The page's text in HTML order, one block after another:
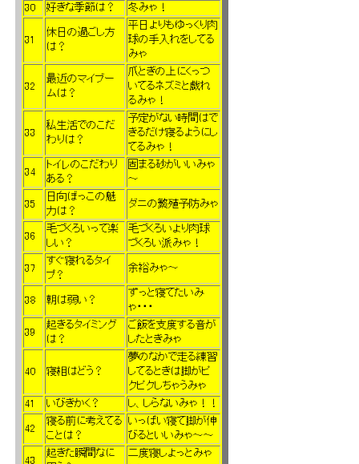
30
好きな季節は？ 冬みゃ！
31
休日の過ごし方
は？
平日よりもゆっくり肉
球の手入れをしてる
みゃ
32
最近のマイブー
ムは？
爪とぎの上にくっつ
いてるネズミと戯れ
るみゃ！
33
私生活でのこだ
わりは？
予定がない時間はで
きるだけ寝るようにし
てるみゃ！
34
トイレのこだわり
ある？
固まる砂がいいみゃ
～
35
日向ぼっこの魅
力は？
ダニの繁殖予防みゃ
36
毛づくろいって楽
しい？
毛づくろいより肉球
づくろい派みゃ！
37
すぐ寝れるタイ
プ？
余裕みゃ～
38 朝は弱い？
ずっと寝てたいみ
ゃ・・・
39
起きるタイミング
は？
ご飯を支度する音が
したときみゃ
40 寝相はどう？
夢のなかで走る練習
してるときは脚がピ
クピクしちゃうみゃ
41
いびきかく？ し、しらないみゃ！！
42
寝る前に考えてる
ことは？
いっぱい寝て脚が伸
びるといいみゃ～～
43
起きた瞬間なに
二度寝しよっとみゃ